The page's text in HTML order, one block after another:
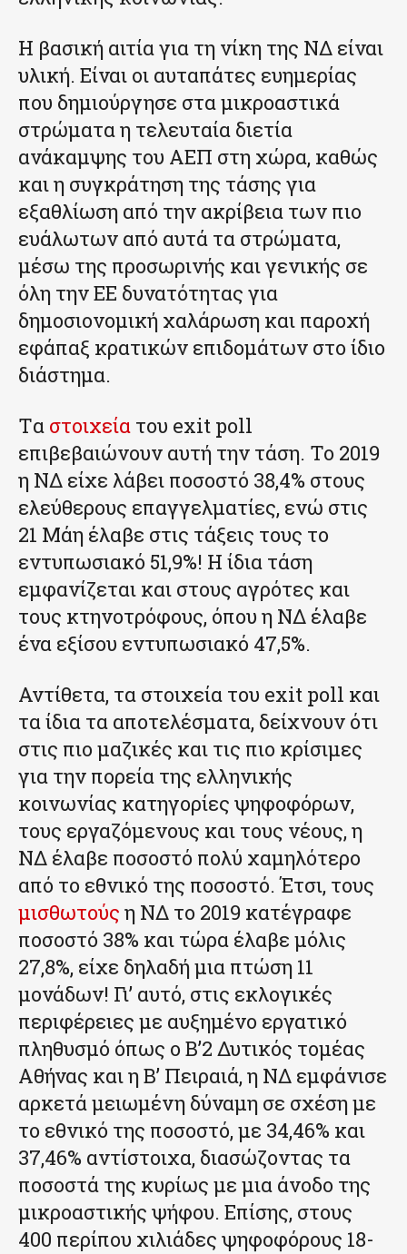
Η βασική αιτία για τη νίκη της ΝΔ είναι
υλική. Είναι οι αυταπάτες ευημερίας
που δημιούργησε στα μικροαστικά
στρώματα η τελευταία διετία
ανάκαμψης του ΑΕΠ στη χώρα, καθώς
και η συγκράτηση της τάσης για
εξαθλίωση από την ακρίβεια των πιο
ευάλωτων από αυτά τα στρώματα,
μέσω της προσωρινής και γενικής σε
όλη την ΕΕ δυνατότητας για
δημοσιονομική χαλάρωση και παροχή
εφάπαξ κρατικών επιδομάτων στο ίδιο
διάστημα.
Tα στοιχεία του exit poll
επιβεβαιώνουν αυτή την τάση. Το 2019
η ΝΔ είχε λάβει ποσοστό 38,4% στους
ελεύθερους επαγγελματίες, ενώ στις
21 Μάη έλαβε στις τάξεις τους το
εντυπωσιακό 51,9%! Η ίδια τάση
εμφανίζεται και στους αγρότες και
τους κτηνοτρόφους, όπου η ΝΔ έλαβε
ένα εξίσου εντυπωσιακό 47,5%.
Αντίθετα, τα στοιχεία του exit poll και
τα ίδια τα αποτελέσματα, δείχνουν ότι
στις πιο μαζικές και τις πιο κρίσιμες
για την πορεία της ελληνικής
κοινωνίας κατηγορίες ψηφοφόρων,
τους εργαζόμενους και τους νέους, η
ΝΔ έλαβε ποσοστό πολύ χαμηλότερο
από το εθνικό της ποσοστό. Έτσι, τους
μισθωτούς η ΝΔ το 2019 κατέγραφε
ποσοστό 38% και τώρα έλαβε μόλις
27,8%, είχε δηλαδή μια πτώση 11
μονάδων! Γι’ αυτό, στις εκλογικές
περιφέρειες με αυξημένο εργατικό
πληθυσμό όπως ο Β’2 Δυτικός τομέας
Αθήνας και η Β’ Πειραιά, η ΝΔ εμφάνισε
αρκετά μειωμένη δύναμη σε σχέση με
το εθνικό της ποσοστό, με 34,46% και
37,46% αντίστοιχα, διασώζοντας τα
ποσοστά της κυρίως με μια άνοδο της
μικροαστικής ψήφου. Επίσης, στους
400 περίπου χιλιάδες ψηφοφόρους 18-